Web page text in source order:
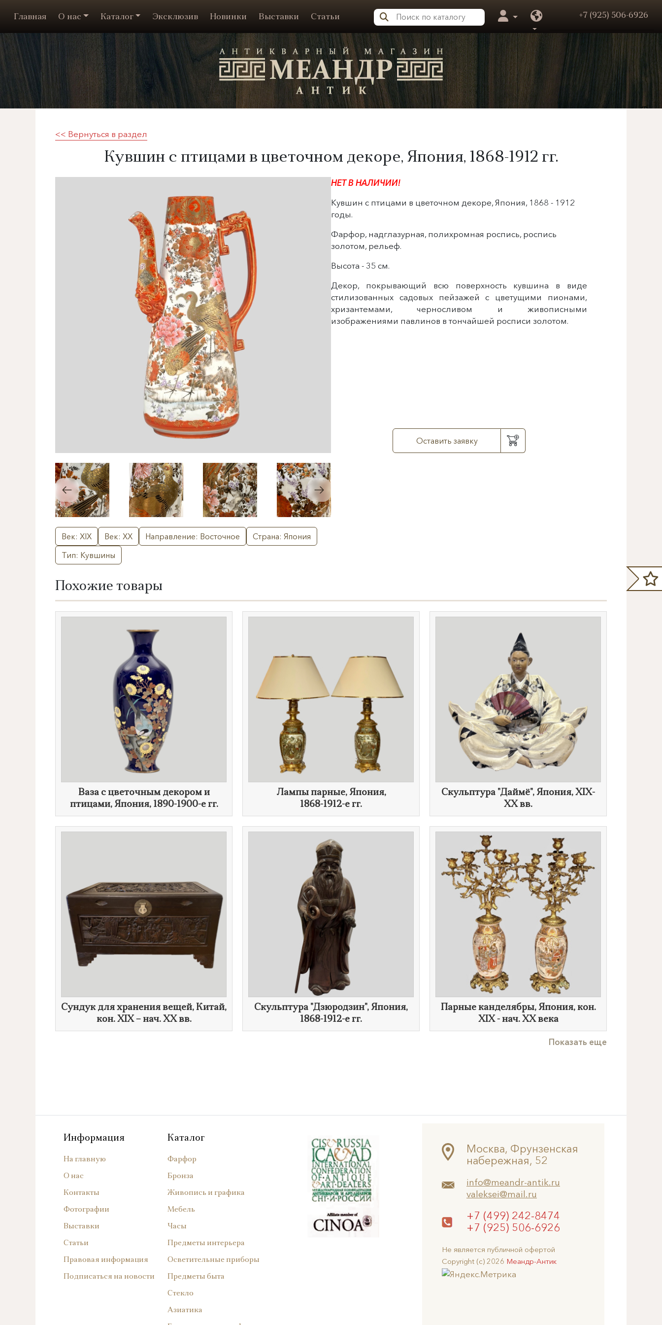
Главная О нас Каталог Эксклюзив Новинки Выставки Статьи +7 (925) 506-6926
Меандр-Антик
<< Вернуться в раздел
Кувшин с птицами в цветочном декоре, Япония, 1868-1912 гг.
Век: XIX Век: XX Направление: Восточное
Страна: Япония
Тип: Кувшины
НЕТ В НАЛИЧИИ!
Кувшин с птицами в цветочном декоре, Япония, 1868 - 1912
годы.
Фарфор, надглазурная, полихромная роспись, роспись
золотом, рельеф.
Высота - 35 см.
Декор, покрывающий всю поверхность кувшина в виде
стилизованных садовых пейзажей с цветущими пионами,
хризантемами, черносливом и живописными
изображениями павлинов в тончайшей росписи золотом.
Оставить заявку
Похожие товары
Ваза с цветочным декором и
птицами, Япония, 1890-1900-е гг.
Лампы парные, Япония,
1868-1912-е гг.
Скульптура "Даймё", Япония, XIX-
XX вв.
Сундук для хранения вещей, Китай,
кон. XIX – нач. XX вв.
Скульптура "Дзюродзин", Япония,
1868-1912-е гг.
Парные канделябры, Япония, кон.
XIX - нач. XX века
Показать еще
Информация
На главную
О нас
Контакты
Фотографии
Выставки
Статьи
Правовая информация
Подписаться на новости
Каталог
Фарфор
Бронза
Живопись и графика
Мебель
Часы
Предметы интерьера
Осветительные приборы
Предметы быта
Стекло
Азиатика
Москва, Фрунзенская
набережная, 52
info@meandr-antik.ru
valeksei@mail.ru
+7 (499) 242-8474
+7 (925) 506-6926
Не является публичной офертой
Copyright (c) 2026 Меандр-Антик